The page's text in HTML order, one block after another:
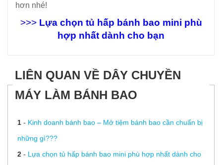
hơn nhé!
>>>Lựa chọn tủ hấp bánh bao mini phù
hợp nhất dành cho bạn
LIÊN QUAN VỀ DÂY CHUYỀN
MÁY LÀM BÁNH BAO
1- Kinh doanh bánh bao – Mở tiệm bánh bao cần chuẩn bị
những gì???
2- Lựa chọn tủ hấp bánh bao mini phù hợp nhất dành cho